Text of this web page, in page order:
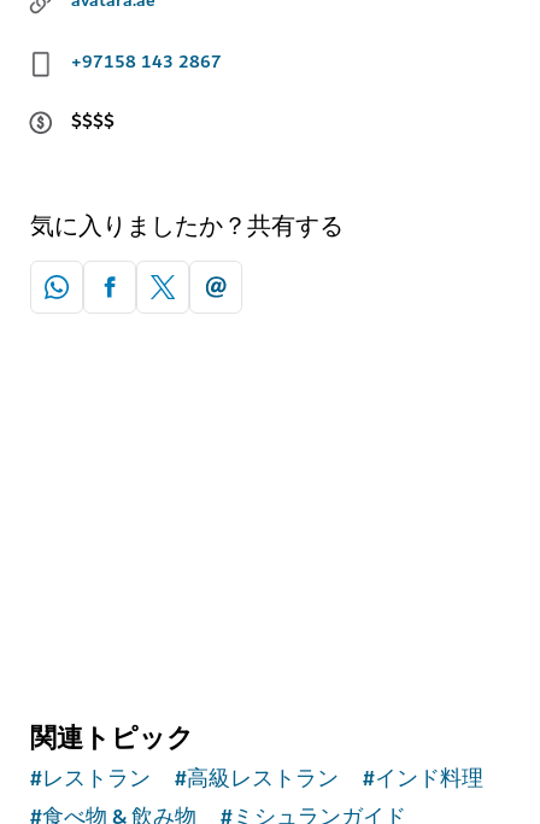
+97158 143 2867
$$$$
気に入りましたか？共有する
関連トピック
#レストラン #高級レストラン #インド料理